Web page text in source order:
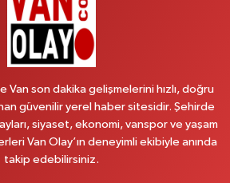
Yol Tarifi Al
SK.NO:6
Yol Tarifi Al
Van son dakika gelişmelerini hızlı, doğru
güvenilir yerel haber sitesidir. Şehirde
siyaset, ekonomi, vanspor ve yaşam
Van Olay’ın deneyimli ekibiyle anında
takip edebilirsiniz.